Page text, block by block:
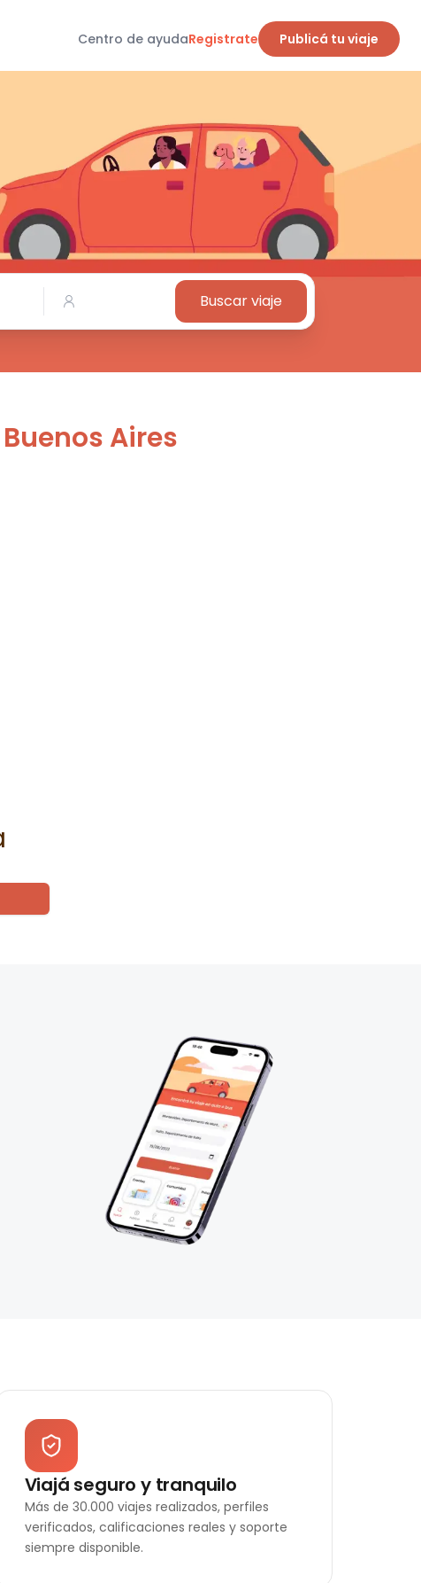
Centro de ayudaRegistrate Publicá tu viaje
Buscar viaje
Aires
Viajá seguro y tranquilo
Más de 30.000 viajes realizados, perfiles
verificados, calificaciones reales y soporte
siempre disponible.